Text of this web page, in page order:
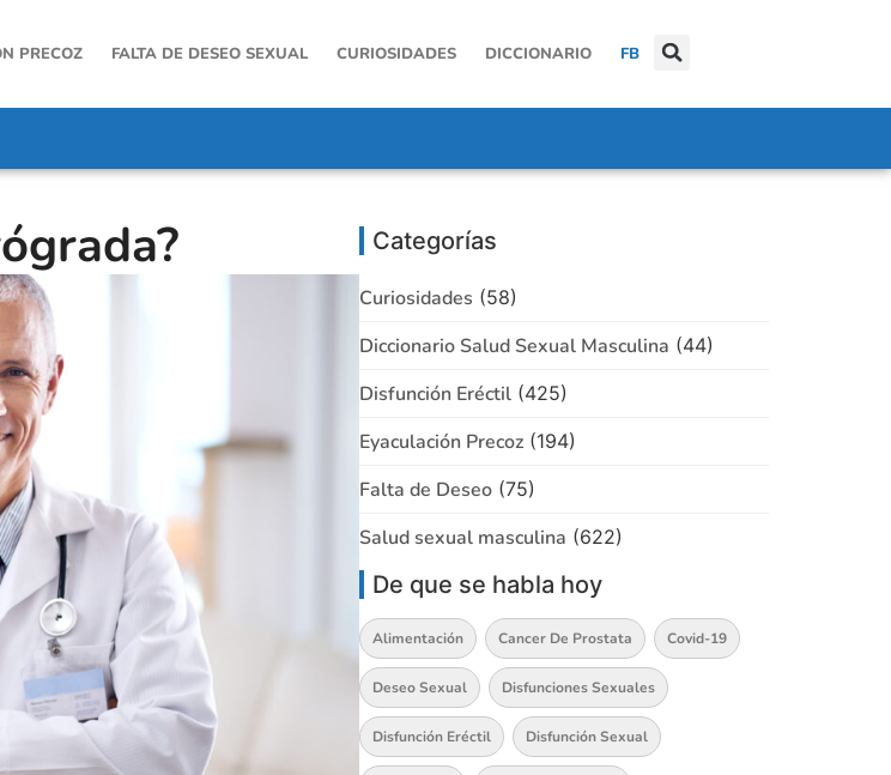
PRECOZ FALTA DE DESEO SEXUAL CURIOSIDADES DICCIONARIO FB
Categorías
Curiosidades (58)
Diccionario Salud Sexual Masculina (44)
Disfunción Eréctil (425)
Eyaculación Precoz (194)
Falta de Deseo (75)
Salud sexual masculina (622)
De que se habla hoy
Alimentación Cancer De Prostata Covid-19
Deseo Sexual Disfunciones Sexuales
Disfunción Eréctil Disfunción Sexual